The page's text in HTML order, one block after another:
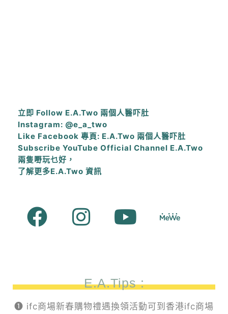
立即 Follow E.A.Two 兩個人醫吓肚
Instagram: @e_a_two
Like Facebook 專頁: E.A.Two 兩個人醫吓肚
Subscribe YouTube Official Channel E.A.Two
兩隻嘢玩乜好，
了解更多E.A.Two 資訊
E.A.Tips :
❶ ifc商場新春購物禮遇換領活動可到香港ifc商場